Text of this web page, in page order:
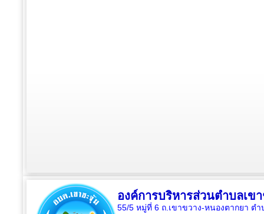
องค์การบริหารส่วนตำบลเข
55/5 หมู่ที่ 6 ถ.เขาขวาง-หนองตากยา ต